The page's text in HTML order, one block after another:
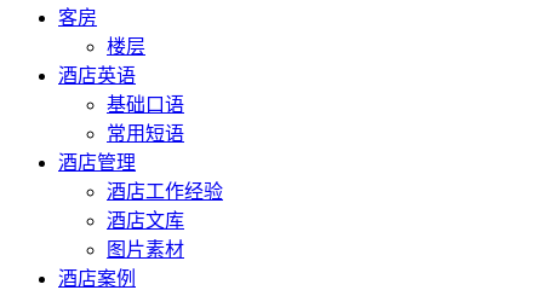
客房
楼层
酒店英语
基础口语
常用短语
酒店管理
酒店工作经验
酒店文库
图片素材
酒店案例